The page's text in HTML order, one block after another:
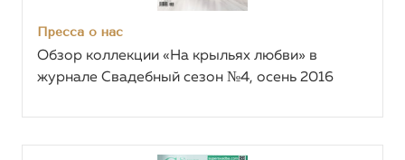
Пресса о нас
Обзор коллекции «На крыльях любви» в
журнале Свадебный сезон №4, осень 2016